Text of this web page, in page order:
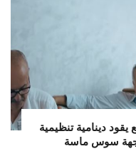
دينامية تنظيمية
سوس ماسة